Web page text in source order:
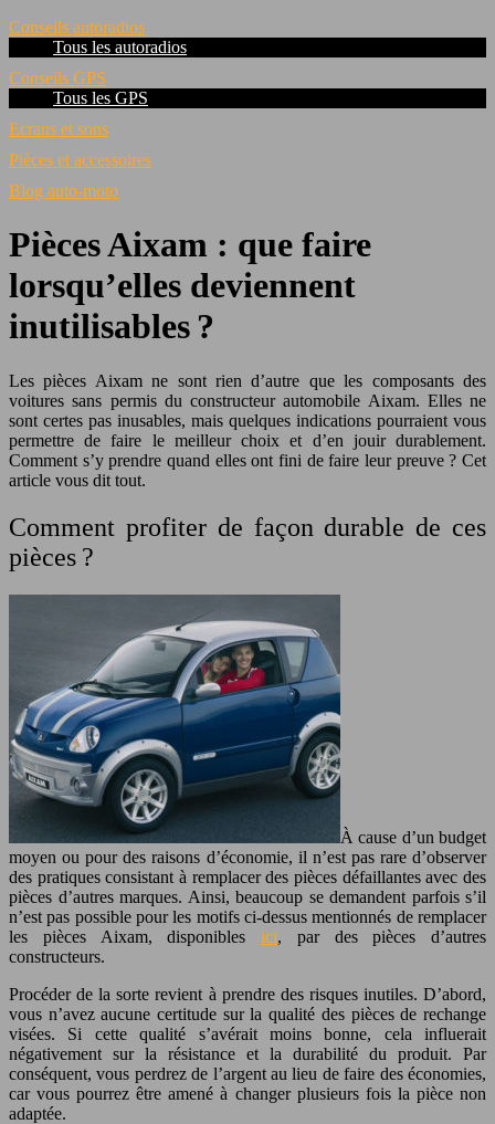
Conseils autoradios
Tous les autoradios
Conseils GPS
Tous les GPS
Ecrans et sons
Pièces et accessoires
Blog auto-moto
Pièces Aixam : que faire
lorsqu’elles deviennent
inutilisables ?
Les pièces Aixam ne sont rien d’autre que les composants des
voitures sans permis du constructeur automobile Aixam. Elles ne
sont certes pas inusables, mais quelques indications pourraient vous
permettre de faire le meilleur choix et d’en jouir durablement.
Comment s’y prendre quand elles ont fini de faire leur preuve ? Cet
article vous dit tout.
Comment profiter de façon durable de ces
pièces ?
À cause d’un budget
moyen ou pour des raisons d’économie, il n’est pas rare d’observer
des pratiques consistant à remplacer des pièces défaillantes avec des
pièces d’autres marques. Ainsi, beaucoup se demandent parfois s’il
n’est pas possible pour les motifs ci-dessus mentionnés de remplacer
les pièces Aixam, disponibles ici, par des pièces d’autres
constructeurs.
Procéder de la sorte revient à prendre des risques inutiles. D’abord,
vous n’avez aucune certitude sur la qualité des pièces de rechange
visées. Si cette qualité s’avérait moins bonne, cela influerait
négativement sur la résistance et la durabilité du produit. Par
conséquent, vous perdrez de l’argent au lieu de faire des économies,
car vous pourrez être amené à changer plusieurs fois la pièce non
adaptée.